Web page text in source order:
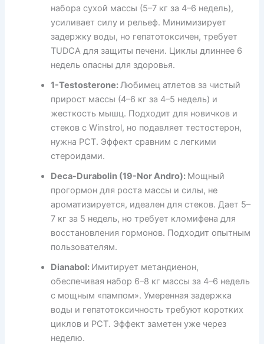
набора сухой массы (5–7 кг за 4–6 недель),
усиливает силу и рельеф. Минимизирует
задержку воды, но гепатотоксичен, требует
TUDCA для защиты печени. Циклы длиннее 6
недель опасны для здоровья.
1-Testosterone:Любимец атлетов за чистый
прирост массы (4–6 кг за 4–5 недель) и
жесткость мышц. Подходит для новичков и
стеков с Winstrol, но подавляет тестостерон,
нужна PCT. Эффект сравним с легкими
стероидами.
Deca-Durabolin (19-Nor Andro): Мощный
прогормон для роста массы и силы, не
ароматизируется, идеален для стеков. Дает 5–
7 кг за 5 недель, но требует кломифена для
восстановления гормонов. Подходит опытным
пользователям.
Dianabol: Имитирует метандиенон,
обеспечивая набор 6–8 кг массы за 4–6 недель
с мощным «пампом». Умеренная задержка
воды и гепатотоксичность требуют коротких
циклов и PCT. Эффект заметен уже через
неделю.